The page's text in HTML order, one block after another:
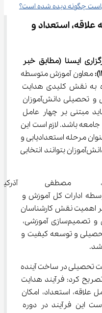
چگونه دیده شده است؟
علاقه، استعداد و
ایسنا (مطابق خبر
معاون آموزش متوسطه
به نقش کلیدی هدایت
تحصیلی در ساخت آینده شغلی و تحصیلی دانش‌آموزان
مبتنی بر چهار عامل
جامعه باشد. لازم است این
در دوره متوسطه اول به‌عنوان مرحله استعدادیابی و
هویت‌یابی به‌درستی اجرا شود تا دانش‌آموزان بتوانند انتخابی
مصطفی
ادارات کل آموزش و
تأکید بر اهمیت نقش کارشناسان
استانی در فرآیند سیاست‌گذاری و تصمیم‌سازی آموزشی،
و توسعه کیفیت و
شد.
تحصیلی در ساخت آینده
دانش‌آموزان، تصریح کرد: فرآیند هدایت
علاقه، استعداد، امکان
این فرآیند در دوره